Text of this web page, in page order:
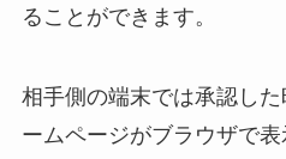
ることができます。
相手側の端末では承認し
ームページがブラウザで表